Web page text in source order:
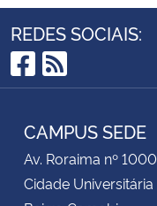
REDES SOCIAIS:
Facebook
RSS
CAMPUS SEDE
Av. Roraima nº 1000
Cidade Universitária